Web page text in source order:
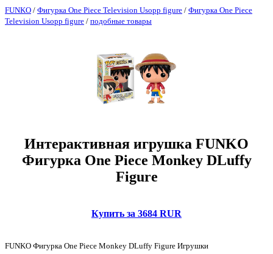
FUNKO / Фигурка One Piece Television Usopp figure / Фигурка One Piece
Television Usopp figure / подобные товары
Интерактивная игрушка FUNKO
Фигурка One Piece Monkey DLuffy
Figure
Купить за 3684 RUR
FUNKO Фигурка One Piece Monkey DLuffy Figure Игрушки